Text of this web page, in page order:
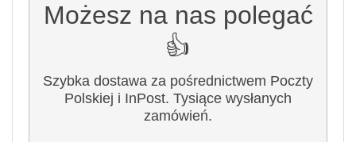
Możesz na nas polegać
👍
Szybka dostawa za pośrednictwem Poczty
Polskiej i InPost. Tysiące wysłanych
zamówień.